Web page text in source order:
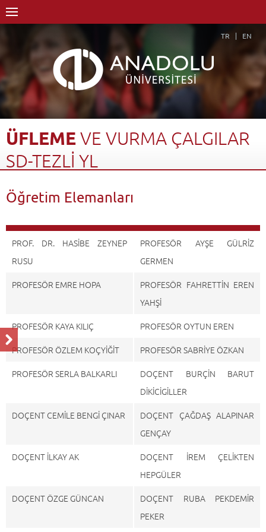
TR EN
ÜFLEMEVE VURMA ÇALGILAR
SD-TEZLİ YL
Müzik Anasanat Dalı
Müzik Anasanat Dalı-Tezli YL
Öğretim Elemanları
PROF. DR. HASİBE ZEYNEP
RUSU
PROFESÖR AYŞE GÜLRİZ
GERMEN
PROFESÖR EMRE HOPA
PROFESÖR FAHRETTİN EREN
YAHŞİ
PROFESÖR KAYA KILIÇ
PROFESÖR OYTUN EREN
PROFESÖR ÖZLEM KOÇYİĞİT
PROFESÖR SABRİYE ÖZKAN
PROFESÖR SERLA BALKARLI
DOÇENT BURÇİN BARUT
DİKİCİGİLLER
DOÇENT CEMİLE BENGİ ÇINAR
DOÇENT ÇAĞDAŞ ALAPINAR
GENÇAY
DOÇENT İLKAY AK
DOÇENT İREM ÇELİKTEN
HEPGÜLER
DOÇENT ÖZGE GÜNCAN
DOÇENT RUBA PEKDEMİR
PEKER